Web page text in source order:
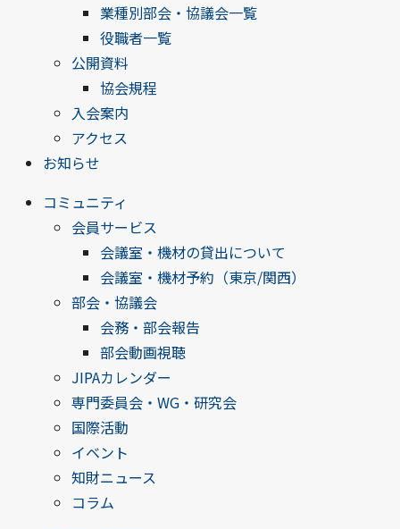
業種別部会・協議会一覧
役職者一覧
公開資料
協会規程
入会案内
アクセス
お知らせ
コミュニティ
会員サービス
会議室・機材の貸出について
会議室・機材予約（東京/関西）
部会・協議会
会務・部会報告
部会動画視聴
JIPAカレンダー
専門委員会・WG・研究会
国際活動
イベント
知財ニュース
コラム